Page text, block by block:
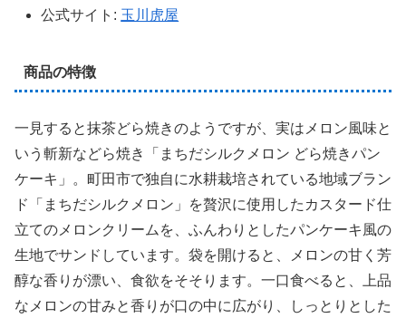
公式サイト: 玉川虎屋
商品の特徴
一見すると抹茶どら焼きのようですが、実はメロン風味と
いう斬新などら焼き「まちだシルクメロン どら焼きパン
ケーキ」。町田市で独自に水耕栽培されている地域ブラン
ド「まちだシルクメロン」を贅沢に使用したカスタード仕
立てのメロンクリームを、ふんわりとしたパンケーキ風の
生地でサンドしています。袋を開けると、メロンの甘く芳
醇な香りが漂い、食欲をそそります。一口食べると、上品
なメロンの甘みと香りが口の中に広がり、しっとりとした